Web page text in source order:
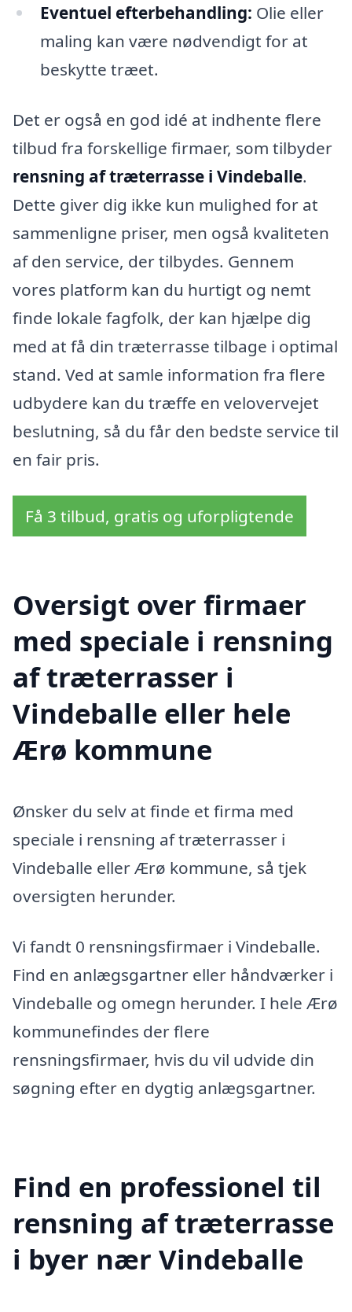
Eventuel efterbehandling: Olie eller
maling kan være nødvendigt for at
beskytte træet.
Det er også en god idé at indhente flere
tilbud fra forskellige firmaer, som tilbyder
rensning af træterrasse i Vindeballe.
Dette giver dig ikke kun mulighed for at
sammenligne priser, men også kvaliteten
af den service, der tilbydes. Gennem
vores platform kan du hurtigt og nemt
finde lokale fagfolk, der kan hjælpe dig
med at få din træterrasse tilbage i optimal
stand. Ved at samle information fra flere
udbydere kan du træffe en velovervejet
beslutning, så du får den bedste service til
en fair pris.
Få 3 tilbud, gratis og uforpligtende
Oversigt over firmaer
med speciale i rensning
af træterrasser i
Vindeballe eller hele
Ærø kommune
Ønsker du selv at finde et firma med
speciale i rensning af træterrasser i
Vindeballe eller Ærø kommune, så tjek
oversigten herunder.
Vi fandt 0 rensningsfirmaer i Vindeballe.
Find en anlægsgartner eller håndværker i
Vindeballe og omegn herunder. I hele Ærø
kommunefindes der flere
rensningsfirmaer, hvis du vil udvide din
søgning efter en dygtig anlægsgartner.
Find en professionel til
rensning af træterrasse
i byer nær Vindeballe